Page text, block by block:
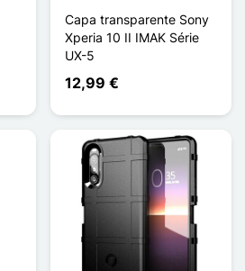
Capa transparente Sony
Xperia 10 II IMAK Série
UX-5
12,99 €